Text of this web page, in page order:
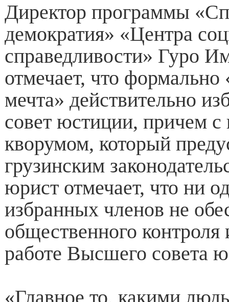
Директор программы
демократия» «Центра
справедливости» Гуро
отмечает, что формально
мечта» действительно
совет юстиции, причем
кворумом, который
грузинским
юрист отмечает, что ни
избранных членов не
общественного контроля
работе Высшего совета
«Главное то, какими